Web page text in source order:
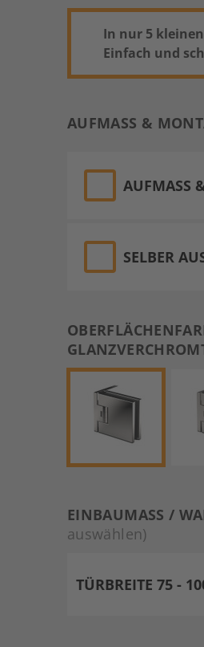
In nur 5
Einfach und
AUFMASS &
AUFMASS
SELBER
EINBAUMASS /
auswählen)